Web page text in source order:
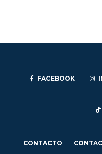
FACEBOOK
CONTACTO